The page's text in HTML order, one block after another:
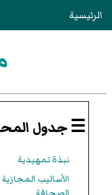
الرئيسية
☰ جدول
نبذة تمهيدية
الأساليب